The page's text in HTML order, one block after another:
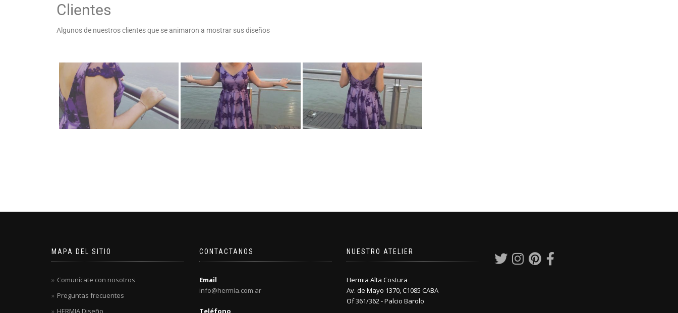
Clientes
Algunos de nuestros clientes que se animaron a mostrar sus diseños
MAPA DEL SITIO
Comunícate con nosotros
Preguntas frecuentes
CONTACTANOS
Email
info@hermia.com.ar
NUESTRO ATELIER
Hermia Alta Costura
Av. de Mayo 1370, C1085 CABA
Of 361/362 - Palcio Barolo